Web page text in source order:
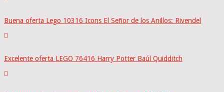
Buena oferta Lego 10316 Icons El Señor de los Anillos: Rivendel
Excelente oferta LEGO 76416 Harry Potter Baúl Quidditch